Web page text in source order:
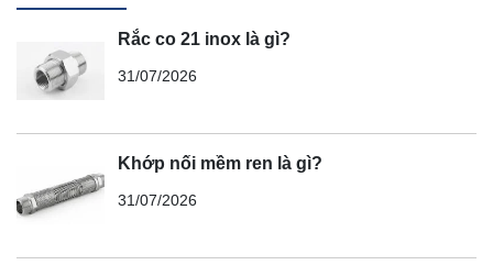
Rắc co 21 inox là gì?
31/07/2026
Khớp nối mềm ren là gì?
31/07/2026